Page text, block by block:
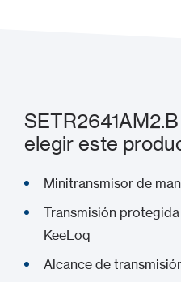
elegir este
Minitransmisor de
Transmisión
KeeLoq
Alcance de